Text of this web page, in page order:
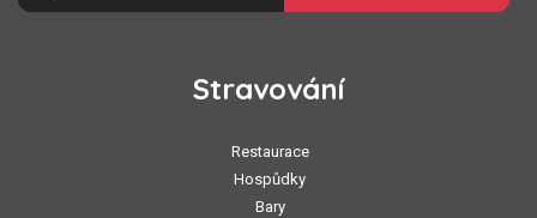
Stravování
Restaurace
Hospůdky
Bary